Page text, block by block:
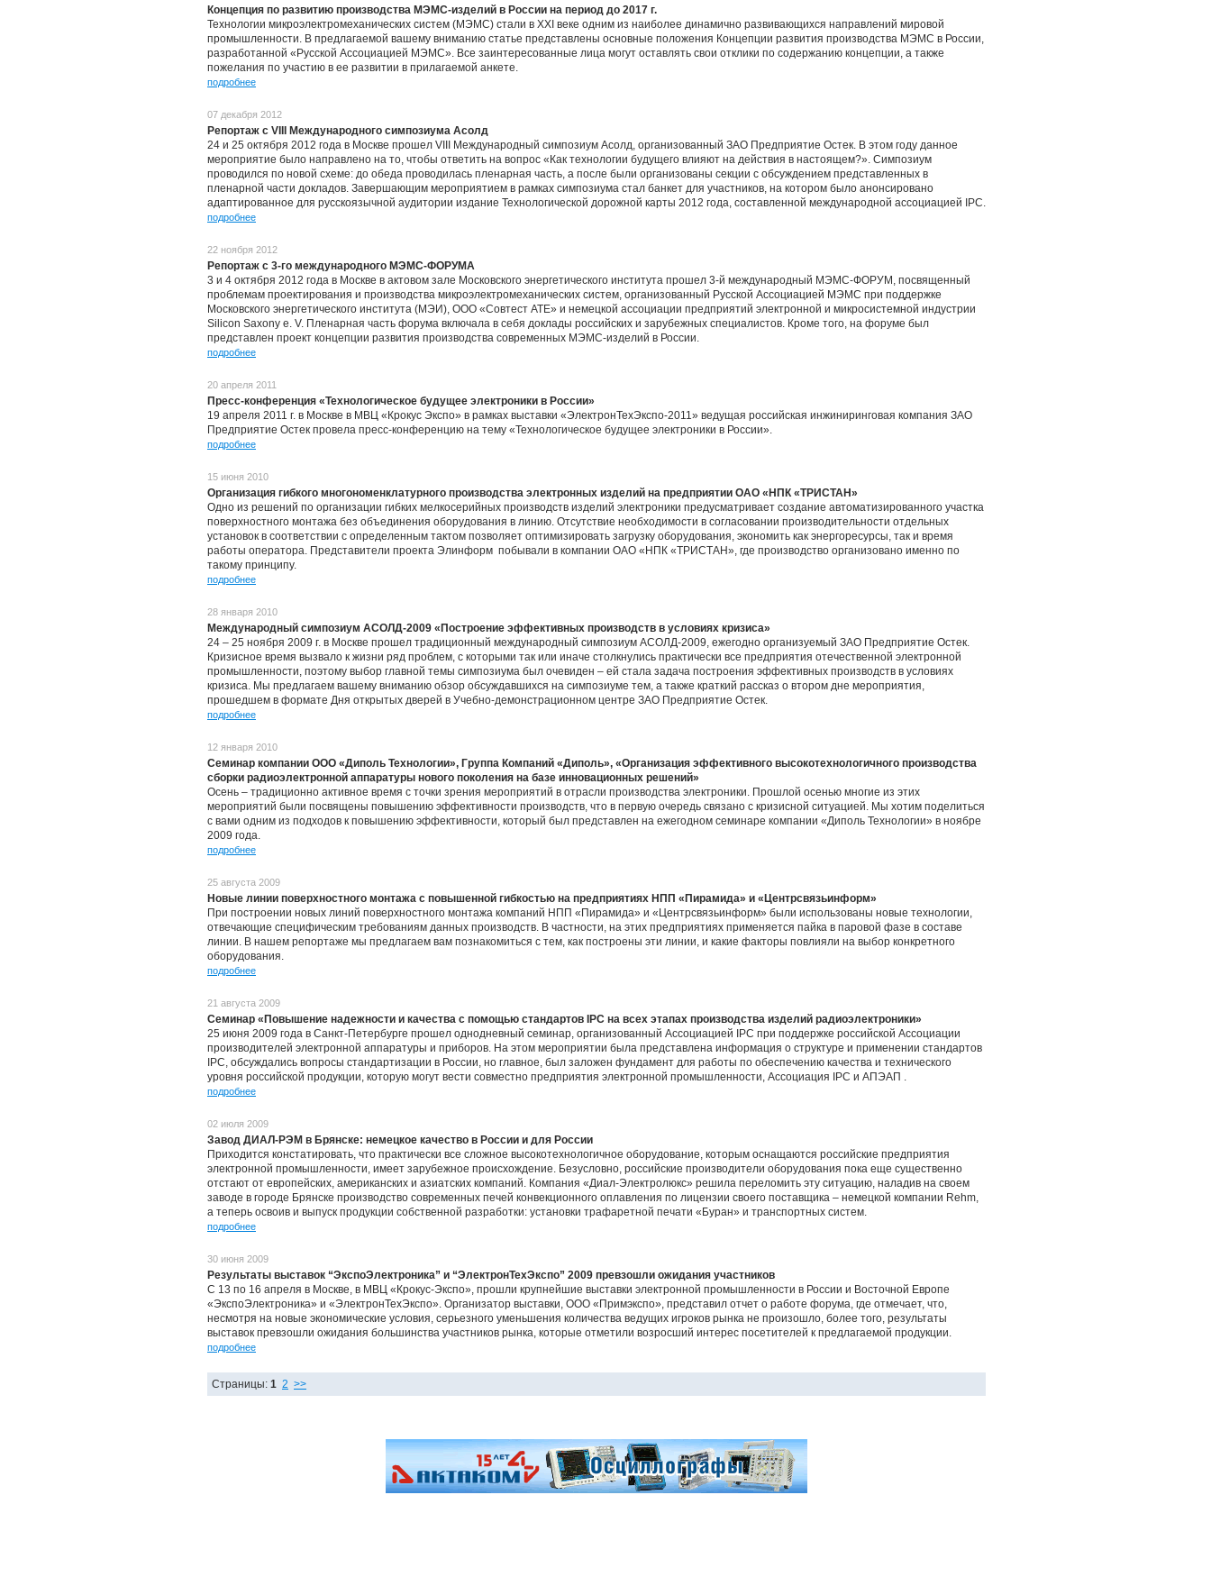
Концепция по развитию производства МЭМС-изделий в России на период до 2017 г.
Технологии микроэлектромеханических систем (МЭМС) стали в XXI веке одним из наиболее динамично развивающихся направлений мировой
промышленности. В предлагаемой вашему вниманию статье представлены основные положения Концепции развития производства МЭМС в России,
разработанной «Русской Ассоциацией МЭМС». Все заинтересованные лица могут оставлять свои отклики по содержанию концепции, а также
пожелания по участию в ее развитии в прилагаемой анкете.
подробнее
07 декабря 2012
Репортаж с VIII Международного симпозиума Асолд
24 и 25 октября 2012 года в Москве прошел VIII Международный симпозиум Асолд, организованный ЗАО Предприятие Остек. В этом году данное
мероприятие было направлено на то, чтобы ответить на вопрос «Как технологии будущего влияют на действия в настоящем?». Симпозиум
проводился по новой схеме: до обеда проводилась пленарная часть, а после были организованы секции с обсуждением представленных в
пленарной части докладов. Завершающим мероприятием в рамках симпозиума стал банкет для участников, на котором было анонсировано
адаптированное для русскоязычной аудитории издание Технологической дорожной карты 2012 года, составленной международной ассоциацией IPC.
подробнее
22 ноября 2012
Репортаж с 3-го международного МЭМС-ФОРУМА
3 и 4 октября 2012 года в Москве в актовом зале Московского энергетического института прошел 3-й международный МЭМС-ФОРУМ, посвященный
проблемам проектирования и производства микроэлектромеханических систем, организованный Русской Ассоциацией МЭМС при поддержке
Московского энергетического института (МЭИ), ООО «Совтест АТЕ» и немецкой ассоциации предприятий электронной и микросистемной индустрии
Silicon Saxony e. V. Пленарная часть форума включала в себя доклады российских и зарубежных специалистов. Кроме того, на форуме был
представлен проект концепции развития производства современных МЭМС-изделий в России.
подробнее
20 апреля 2011
Пресс-конференция «Технологическое будущее электроники в России»
19 апреля 2011 г. в Москве в МВЦ «Крокус Экспо» в рамках выставки «ЭлектронТехЭкспо-2011» ведущая российская инжиниринговая компания ЗАО
Предприятие Остек провела пресс-конференцию на тему «Технологическое будущее электроники в России».
подробнее
15 июня 2010
Организация гибкого многономенклатурного производства электронных изделий на предприятии ОАО «НПК «ТРИСТАН»
Одно из решений по организации гибких мелкосерийных производств изделий электроники предусматривает создание автоматизированного участка
поверхностного монтажа без объединения оборудования в линию. Отсутствие необходимости в согласовании производительности отдельных
установок в соответствии с определенным тактом позволяет оптимизировать загрузку оборудования, экономить как энергоресурсы, так и время
работы оператора. Представители проекта Элинформ побывали в компании ОАО «НПК «ТРИСТАН», где производство организовано именно по
такому принципу.
подробнее
28 января 2010
Международный симпозиум АСОЛД-2009 «Построение эффективных производств в условиях кризиса»
24 – 25 ноября 2009 г. в Москве прошел традиционный международный симпозиум АСОЛД-2009, ежегодно организуемый ЗАО Предприятие Остек.
Кризисное время вызвало к жизни ряд проблем, с которыми так или иначе столкнулись практически все предприятия отечественной электронной
промышленности, поэтому выбор главной темы симпозиума был очевиден – ей стала задача построения эффективных производств в условиях
кризиса. Мы предлагаем вашему вниманию обзор обсуждавшихся на симпозиуме тем, а также краткий рассказ о втором дне мероприятия,
прошедшем в формате Дня открытых дверей в Учебно-демонстрационном центре ЗАО Предприятие Остек.
подробнее
12 января 2010
Семинар компании ООО «Диполь Технологии», Группа Компаний «Диполь», «Организация эффективного высокотехнологичного производства
сборки радиоэлектронной аппаратуры нового поколения на базе инновационных решений»
Осень – традиционно активное время с точки зрения мероприятий в отрасли производства электроники. Прошлой осенью многие из этих
мероприятий были посвящены повышению эффективности производств, что в первую очередь связано с кризисной ситуацией. Мы хотим поделиться
с вами одним из подходов к повышению эффективности, который был представлен на ежегодном семинаре компании «Диполь Технологии» в ноябре
2009 года.
подробнее
25 августа 2009
Новые линии поверхностного монтажа с повышенной гибкостью на предприятиях НПП «Пирамида» и «Центрсвязьинформ»
При построении новых линий поверхностного монтажа компаний НПП «Пирамида» и «Центрсвязьинформ» были использованы новые технологии,
отвечающие специфическим требованиям данных производств. В частности, на этих предприятиях применяется пайка в паровой фазе в составе
линии. В нашем репортаже мы предлагаем вам познакомиться с тем, как построены эти линии, и какие факторы повлияли на выбор конкретного
оборудования.
подробнее
21 августа 2009
Семинар «Повышение надежности и качества с помощью стандартов IPC на всех этапах производства изделий радиоэлектроники»
25 июня 2009 года в Санкт-Петербурге прошел однодневный семинар, организованный Ассоциацией IPC при поддержке российской Ассоциации
производителей электронной аппаратуры и приборов. На этом мероприятии была представлена информация о структуре и применении стандартов
IPC, обсуждались вопросы стандартизации в России, но главное, был заложен фундамент для работы по обеспечению качества и технического
уровня российской продукции, которую могут вести совместно предприятия электронной промышленности, Ассоциация IPC и АПЭАП .
подробнее
02 июля 2009
Завод ДИАЛ-РЭМ в Брянске: немецкое качество в России и для России
Приходится констатировать, что практически все сложное высокотехнологичное оборудование, которым оснащаются российские предприятия
электронной промышленности, имеет зарубежное происхождение. Безусловно, российские производители оборудования пока еще существенно
отстают от европейских, американских и азиатских компаний. Компания «Диал-Электролюкс» решила переломить эту ситуацию, наладив на своем
заводе в городе Брянске производство современных печей конвекционного оплавления по лицензии своего поставщика – немецкой компании Rehm,
а теперь освоив и выпуск продукции собственной разработки: установки трафаретной печати «Буран» и транспортных систем.
подробнее
30 июня 2009
Результаты выставок “ЭкспоЭлектроника” и “ЭлектронТехЭкспо” 2009 превзошли ожидания участников
С 13 по 16 апреля в Москве, в МВЦ «Крокус-Экспо», прошли крупнейшие выставки электронной промышленности в России и Восточной Европе
«ЭкспоЭлектроника» и «ЭлектронТехЭкспо». Организатор выставки, ООО «Примэкспо», представил отчет о работе форума, где отмечает, что,
несмотря на новые экономические условия, серьезного уменьшения количества ведущих игроков рынка не произошло, более того, результаты
выставок превзошли ожидания большинства участников рынка, которые отметили возросший интерес посетителей к предлагаемой продукции.
подробнее
Страницы: 1 2 >>